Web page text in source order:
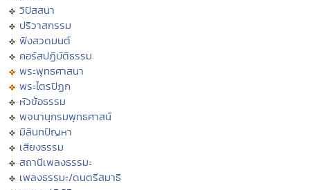
วิปัสสนา
ปริวาสกรรม
ฟังสวดมนต์
คอร์สปฏิบัติธรรม
พระพุทธศาสนา
พระไตรปิฏก
หัวข้อธรรม
พจนานุกรมพุทธศาสน์
มิลินทปัญหา
เสียงธรรม
สถานีเพลงธรรมะ
เพลงธรรมะ/ดนตรีสมาธิ